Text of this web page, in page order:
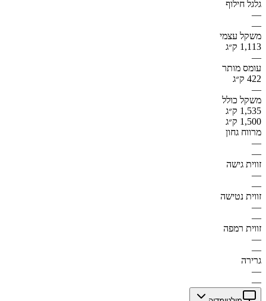
גלגל חילוף
—
—
משקל עצמי
1,113 ק״ג
—
עומס מותר
422 ק״ג
—
משקל כולל
1,535 ק״ג
1,500 ק״ג
מרווח גחון
—
—
זווית גישה
—
—
זווית נטישה
—
—
זווית רמפה
—
—
גרירה
—
—